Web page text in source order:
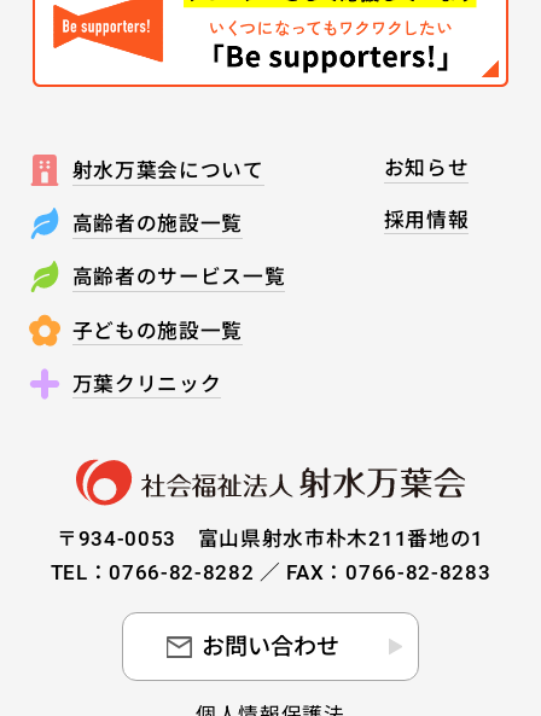
射水万葉会について
高齢者の施設一覧
高齢者のサービス一覧
子どもの施設一覧
万葉クリニック
お知らせ
採用情報
〒934-0053 富山県射水市朴木211番地の1
TEL：0766-82-8282 ／ FAX：0766-82-8283
お問い合わせ